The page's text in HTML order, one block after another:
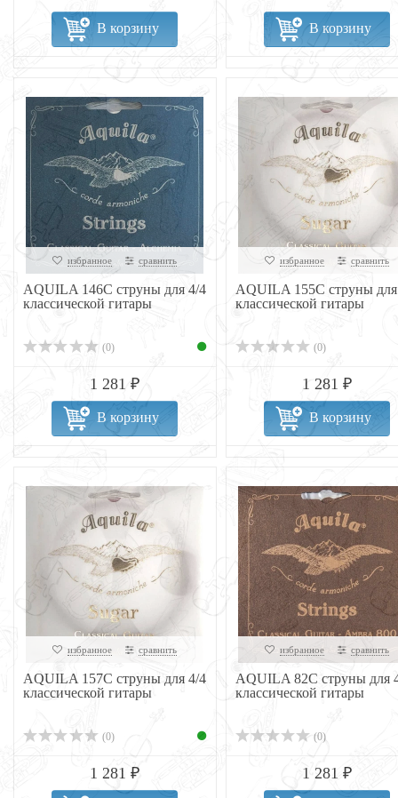
В корзину В корзину
избранное сравнить
AQUILA 146C струны для 4/4
классической гитары
(0)
1 281 ₽
В корзину
избранное сравнить
AQUILA 155C струны
классической гитары
(0)
1 281 ₽
В корзину
избранное сравнить
AQUILA 157C струны для 4/4
классической гитары
(0)
1 281 ₽
избранное сравнить
AQUILA 82C струны для
классической гитары
(0)
1 281 ₽